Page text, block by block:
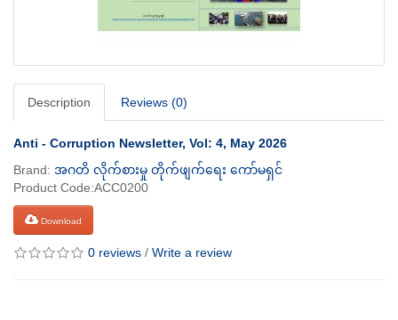
Description Reviews (0)
Anti - Corruption Newsletter, Vol: 4, May 2026
Brand: အဂတိ လိုက်စားမှု တိုက်ဖျက်ရေး ကော်မရှင်
Product Code:ACC0200
Download
0 reviews / Write a review